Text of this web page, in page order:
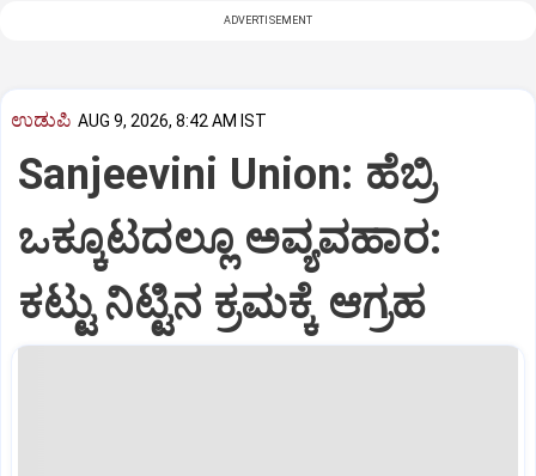
ADVERTISEMENT
ಉಡುಪಿ AUG 9, 2026, 8:42 AM IST
Sanjeevini Union: ಹೆಬ್ರಿ
ಒಕ್ಕೂಟದಲ್ಲೂ ಅವ್ಯವಹಾರ:
ಕಟ್ಟು ನಿಟ್ಟಿನ ಕ್ರಮಕ್ಕೆ ಆಗ್ರಹ